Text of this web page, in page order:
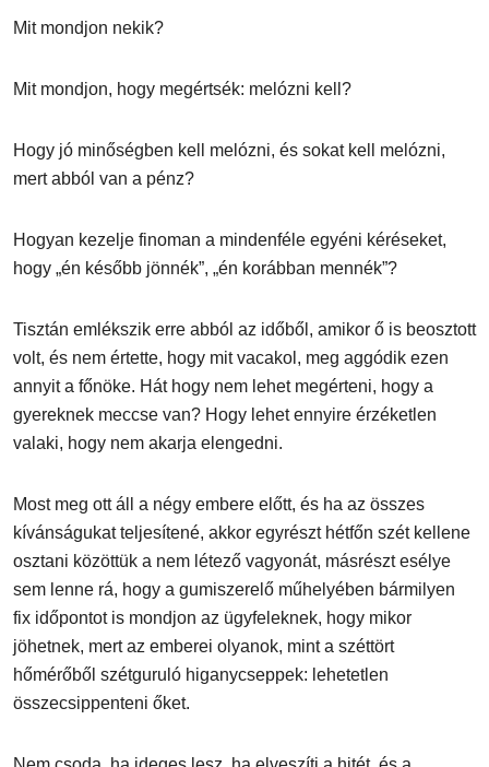
Mit mondjon nekik?
Mit mondjon, hogy megértsék: melózni kell?
Hogy jó minőségben kell melózni, és sokat kell melózni,
mert abból van a pénz?
Hogyan kezelje finoman a mindenféle egyéni kéréseket,
hogy „én később jönnék”, „én korábban mennék”?
Tisztán emlékszik erre abból az időből, amikor ő is beosztott
volt, és nem értette, hogy mit vacakol, meg aggódik ezen
annyit a főnöke. Hát hogy nem lehet megérteni, hogy a
gyereknek meccse van? Hogy lehet ennyire érzéketlen
valaki, hogy nem akarja elengedni.
Most meg ott áll a négy embere előtt, és ha az összes
kívánságukat teljesítené, akkor egyrészt hétfőn szét kellene
osztani közöttük a nem létező vagyonát, másrészt esélye
sem lenne rá, hogy a gumiszerelő műhelyében bármilyen
fix időpontot is mondjon az ügyfeleknek, hogy mikor
jöhetnek, mert az emberei olyanok, mint a széttört
hőmérőből szétguruló higanycseppek: lehetetlen
összecsippenteni őket.